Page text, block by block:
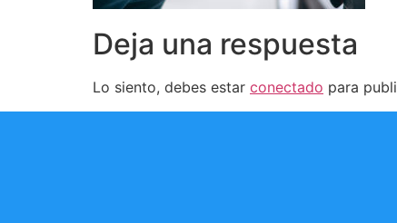
Deja una respuesta
Lo siento, debes estar conectado para